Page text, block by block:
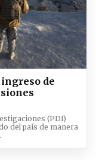
de
(PDI)
del país de manera